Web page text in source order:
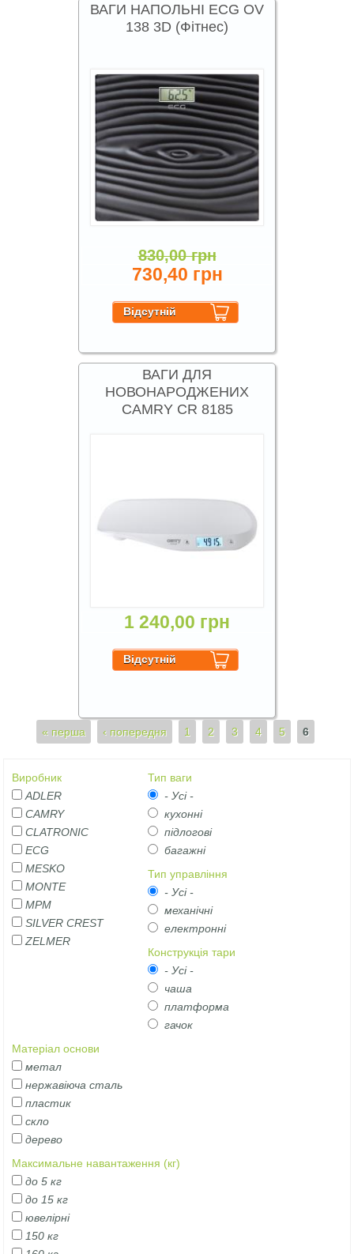
ВАГИ НАПОЛЬНІ ECG OV
138 3D (Фітнес)
830,00 грн
730,40 грн
ВАГИ ДЛЯ
НОВОНАРОДЖЕНИХ
CAMRY CR 8185
1 240,00 грн
Сторінки
« перша ‹ попередня 1 2 3 4 5 6
Виробник
ADLER
CAMRY
CLATRONIC
ECG
MESKO
MONTE
MPM
SILVER CREST
ZELMER
Тип ваги
- Усі -
кухонні
підлогові
багажні
Тип управління
- Усі -
механічні
електронні
Конструкція тари
- Усі -
чаша
платформа
гачок
Матеріал основи
метал
нержавіюча сталь
пластик
скло
дерево
Максимальне навантаження (кг)
до 5 кг
до 15 кг
ювелірні
150 кг